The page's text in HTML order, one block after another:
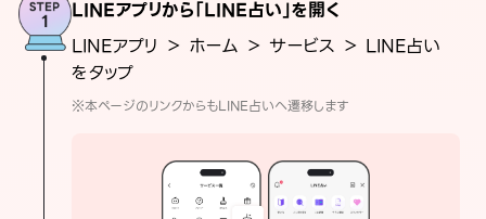
LINEアプリから「LINE占い」を開く
LINEアプリ ＞ ホーム ＞ サービス ＞ LINE占い
をタップ
※本ページのリンクからもLINE占いへ遷移します